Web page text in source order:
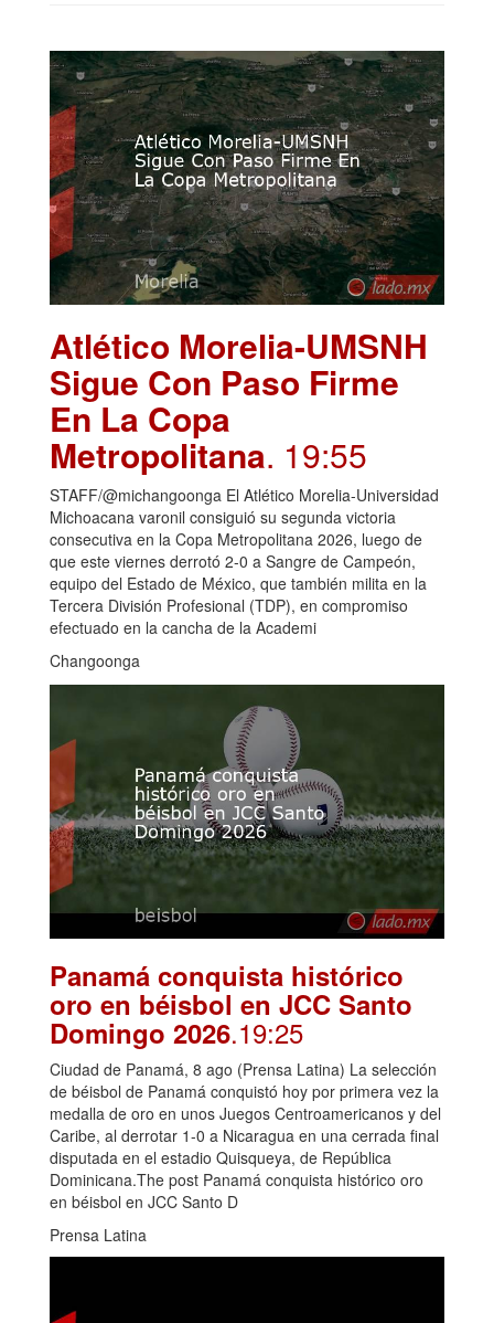
Atlético Morelia-UMSNH
Sigue Con Paso Firme
En La Copa
Metropolitana. 19:55
STAFF/@michangoonga El Atlético Morelia-Universidad
Michoacana varonil consiguió su segunda victoria
consecutiva en la Copa Metropolitana 2026, luego de
que este viernes derrotó 2-0 a Sangre de Campeón,
equipo del Estado de México, que también milita en la
Tercera División Profesional (TDP), en compromiso
efectuado en la cancha de la Academi
Changoonga
Panamá conquista histórico
oro en béisbol en JCC Santo
Domingo 2026.19:25
Ciudad de Panamá, 8 ago (Prensa Latina) La selección
de béisbol de Panamá conquistó hoy por primera vez la
medalla de oro en unos Juegos Centroamericanos y del
Caribe, al derrotar 1-0 a Nicaragua en una cerrada final
disputada en el estadio Quisqueya, de República
Dominicana.The post Panamá conquista histórico oro
en béisbol en JCC Santo D
Prensa Latina